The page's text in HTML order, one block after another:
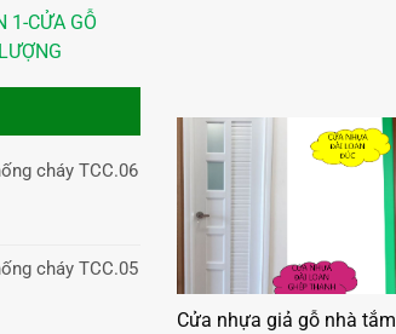
1-CỬA GỖ
cháy TCC.06
cháy TCC.05
Cửa nhựa giả gỗ nhà tắm